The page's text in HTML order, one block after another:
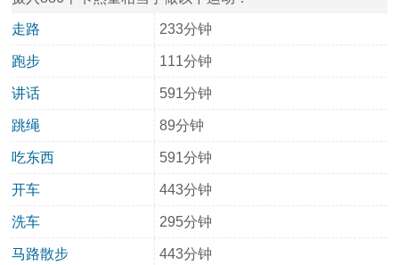
走路 233分钟
跑步 111分钟
讲话 591分钟
跳绳 89分钟
吃东西 591分钟
开车 443分钟
洗车 295分钟
马路散步 443分钟